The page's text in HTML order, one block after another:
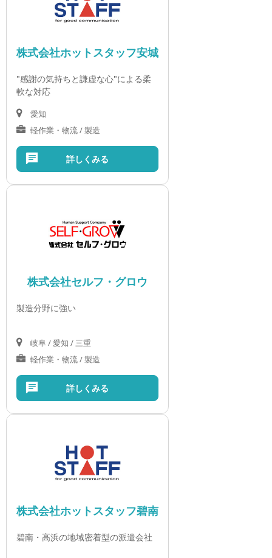
株式会社ホットスタッフ安城
"感謝の気持ちと謙虚な心"による柔
軟な対応
愛知
軽作業・物流 / 製造
詳しくみる
株式会社セルフ・グロウ
製造分野に強い
岐阜 / 愛知 / 三重
軽作業・物流 / 製造
詳しくみる
株式会社ホットスタッフ碧南
碧南・高浜の地域密着型の派遣会社